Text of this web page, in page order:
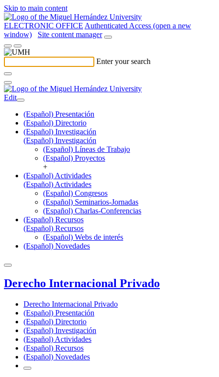
Skip to main content
ELECTRONIC OFFICE Authenticated Access (open a new
window)
Site content manager
Enter your search
Edit
(Español) Presentación
(Español) Directorio
(Español) Investigación
(Español) Investigación
(Español) Líneas de Trabajo
(Español) Proyectos
+
(Español) Actividades
(Español) Actividades
(Español) Congresos
(Español) Seminarios-Jornadas
(Español) Charlas-Conferencias
(Español) Recursos
(Español) Recursos
(Español) Webs de interés
(Español) Novedades
Derecho Internacional Privado
Derecho Internacional Privado
(Español) Presentación
(Español) Directorio
(Español) Investigación
(Español) Actividades
(Español) Recursos
(Español) Novedades